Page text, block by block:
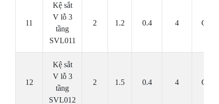
11
Kệ sắt
V lỗ 3
tầng
SVL011
2 1.2 0.4 4 Cái
12
Kệ sắt
V lỗ 3
tầng
SVL012
2 1.5 0.4 4 Cái